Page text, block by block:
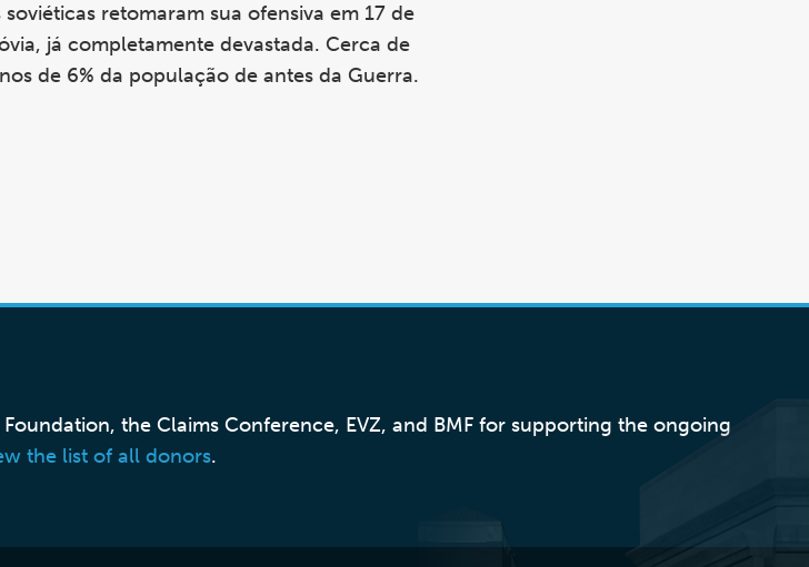
retomaram sua ofensiva em 17 de
já completamente devastada. Cerca de
de 6% da população de antes da Guerra.
the Claims Conference, EVZ, and BMF for supporting the ongoing
the list of all donors.